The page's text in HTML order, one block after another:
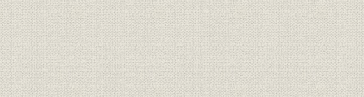
表2-8 本支店別震災手形割引高
表2-9 震災手形割引依頼銀行本店所在地別
表2-10 本支店別・銀行別震災手形割引高